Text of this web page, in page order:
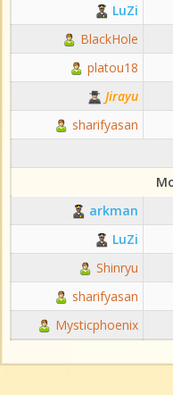
LuZi
BlackHole
platou18
Jirayu
sharifyasan
arkman
LuZi
Shinryu
sharifyasan
Mysticphoenix